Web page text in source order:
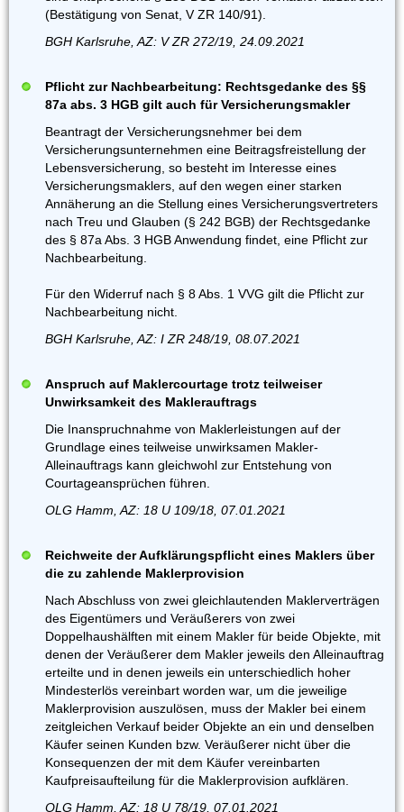
(Bestätigung von Senat, V ZR 140/91).
BGH Karlsruhe, AZ: V ZR 272/19, 24.09.2021
Pflicht zur Nachbearbeitung: Rechtsgedanke des §§
87a abs. 3 HGB gilt auch für Versicherungsmakler
Beantragt der Versicherungsnehmer bei dem
Versicherungsunternehmen eine Beitragsfreistellung der
Lebensversicherung, so besteht im Interesse eines
Versicherungsmaklers, auf den wegen einer starken
Annäherung an die Stellung eines Versicherungsvertreters
nach Treu und Glauben (§ 242 BGB) der Rechtsgedanke
des § 87a Abs. 3 HGB Anwendung findet, eine Pflicht zur
Nachbearbeitung.
Für den Widerruf nach § 8 Abs. 1 VVG gilt die Pflicht zur
Nachbearbeitung nicht.
BGH Karlsruhe, AZ: I ZR 248/19, 08.07.2021
Anspruch auf Maklercourtage trotz teilweiser
Unwirksamkeit des Maklerauftrags
Die Inanspruchnahme von Maklerleistungen auf der
Grundlage eines teilweise unwirksamen Makler-
Alleinauftrags kann gleichwohl zur Entstehung von
Courtageansprüchen führen.
OLG Hamm, AZ: 18 U 109/18, 07.01.2021
Reichweite der Aufklärungspflicht eines Maklers über
die zu zahlende Maklerprovision
Nach Abschluss von zwei gleichlautenden Maklerverträgen
des Eigentümers und Veräußerers von zwei
Doppelhaushälften mit einem Makler für beide Objekte, mit
denen der Veräußerer dem Makler jeweils den Alleinauftrag
erteilte und in denen jeweils ein unterschiedlich hoher
Mindesterlös vereinbart worden war, um die jeweilige
Maklerprovision auszulösen, muss der Makler bei einem
zeitgleichen Verkauf beider Objekte an ein und denselben
Käufer seinen Kunden bzw. Veräußerer nicht über die
Konsequenzen der mit dem Käufer vereinbarten
Kaufpreisaufteilung für die Maklerprovision aufklären.
OLG Hamm, AZ: 18 U 78/19, 07.01.2021